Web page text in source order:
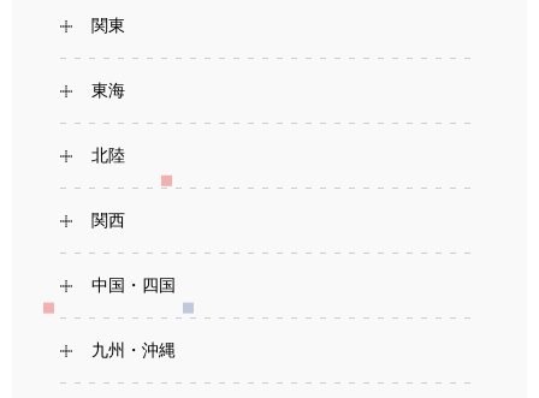
関東
東海
北陸
関西
中国・四国
九州・沖縄